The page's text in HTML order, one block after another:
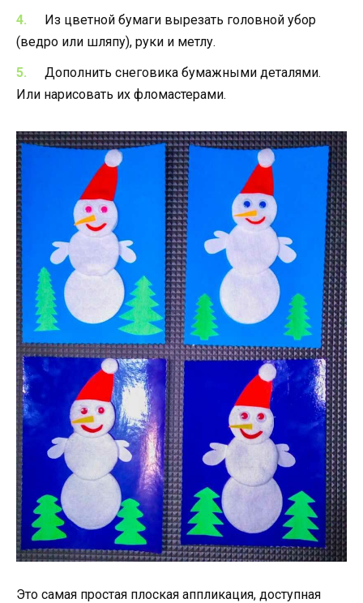
Из цветной бумаги вырезать головной убор
(ведро или шляпу), руки и метлу.
Дополнить снеговика бумажными деталями.
Или нарисовать их фломастерами.
Это самая простая плоская аппликация, доступная